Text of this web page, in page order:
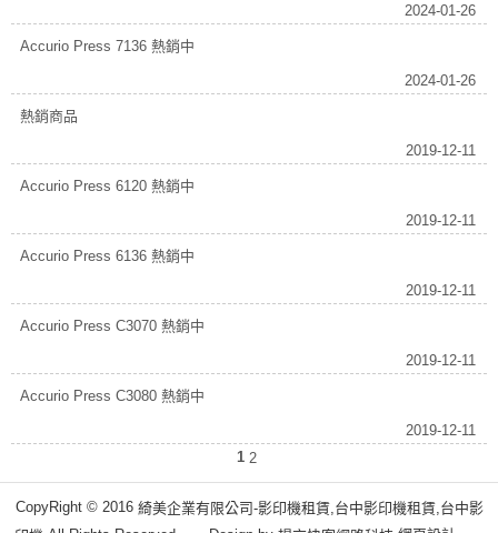
2024-01-26
Accurio Press 7136 熱銷中
2024-01-26
熱銷商品
2019-12-11
Accurio Press 6120 熱銷中
2019-12-11
Accurio Press 6136 熱銷中
2019-12-11
Accurio Press C3070 熱銷中
2019-12-11
Accurio Press C3080 熱銷中
2019-12-11
1 2
CopyRight © 2016 綺美企業有限公司-影印機租賃,台中影印機租賃,台中影